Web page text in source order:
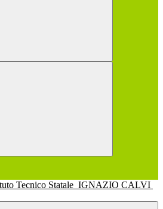
Tecnico Statale IGNAZIO CALVI